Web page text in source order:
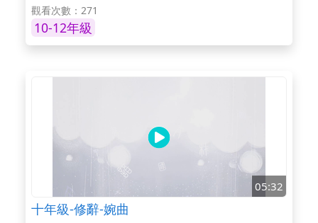
觀看次數：271
10-12年級
05:32
十年級-修辭-婉曲